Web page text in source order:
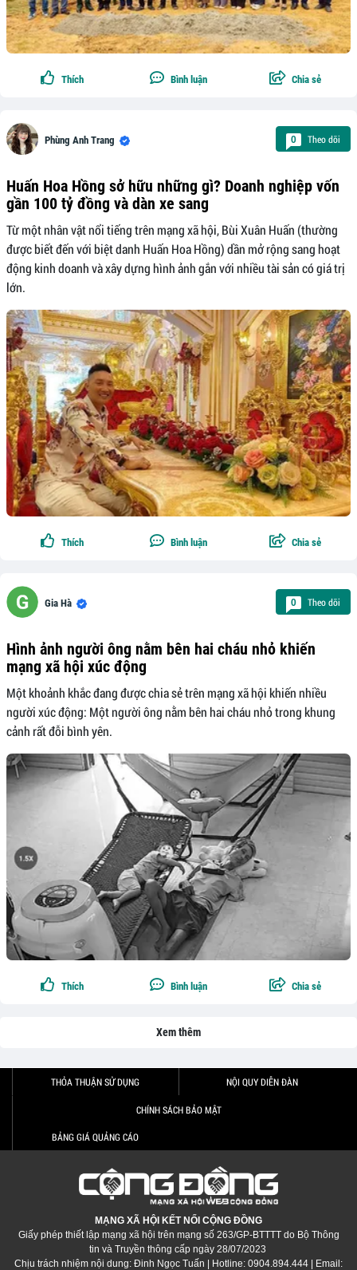
Thích Bình luận Chia sẻ
Phùng Anh Trang 0 Theo dõi
Huấn Hoa Hồng sở hữu những gì? Doanh nghiệp vốn
gần 100 tỷ đồng và dàn xe sang
Từ một nhân vật nổi tiếng trên mạng xã hội, Bùi Xuân Huấn (thường
được biết đến với biệt danh Huấn Hoa Hồng) dần mở rộng sang hoạt
động kinh doanh và xây dựng hình ảnh gắn với nhiều tài sản có giá trị
lớn.
Thích Bình luận Chia sẻ
Gia Hà 0 Theo dõi
Hình ảnh người ông nằm bên hai cháu nhỏ khiến
mạng xã hội xúc động
Một khoảnh khắc đang được chia sẻ trên mạng xã hội khiến nhiều
người xúc động: Một người ông nằm bên hai cháu nhỏ trong khung
cảnh rất đỗi bình yên.
Thích Bình luận Chia sẻ
Xem thêm
THỎA THUẬN SỬ DỤNG NỘI QUY DIỄN ĐÀN
CHÍNH SÁCH BẢO MẬT
BẢNG GIÁ QUẢNG CÁO
MẠNG XÃ HỘI KẾT NỐI CỘNG ĐỒNG
Giấy phép thiết lập mạng xã hội trên mạng số 263/GP-BTTTT do Bộ Thông
tin và Truyền thông cấp ngày 28/07/2023
Chịu trách nhiệm nội dung: Đinh Ngọc Tuấn | Hotline: 0904.894.444 | Email: